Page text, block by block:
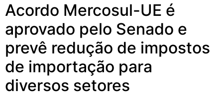
Acordo Mercosul-UE é
aprovado pelo Senado e
prevê redução de impostos
de importação para
diversos setores